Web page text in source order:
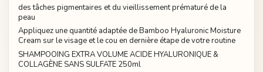
des tâches pigmentaires et du vieillissement prématuré de la
peau
Appliquez une quantité adaptée de Bamboo Hyaluronic Moisture
Cream sur le visage et le cou en dernière étape de votre routine
SHAMPOOING EXTRA VOLUME ACIDE HYALURONIQUE &
COLLAGÈNE SANS SULFATE 250ml